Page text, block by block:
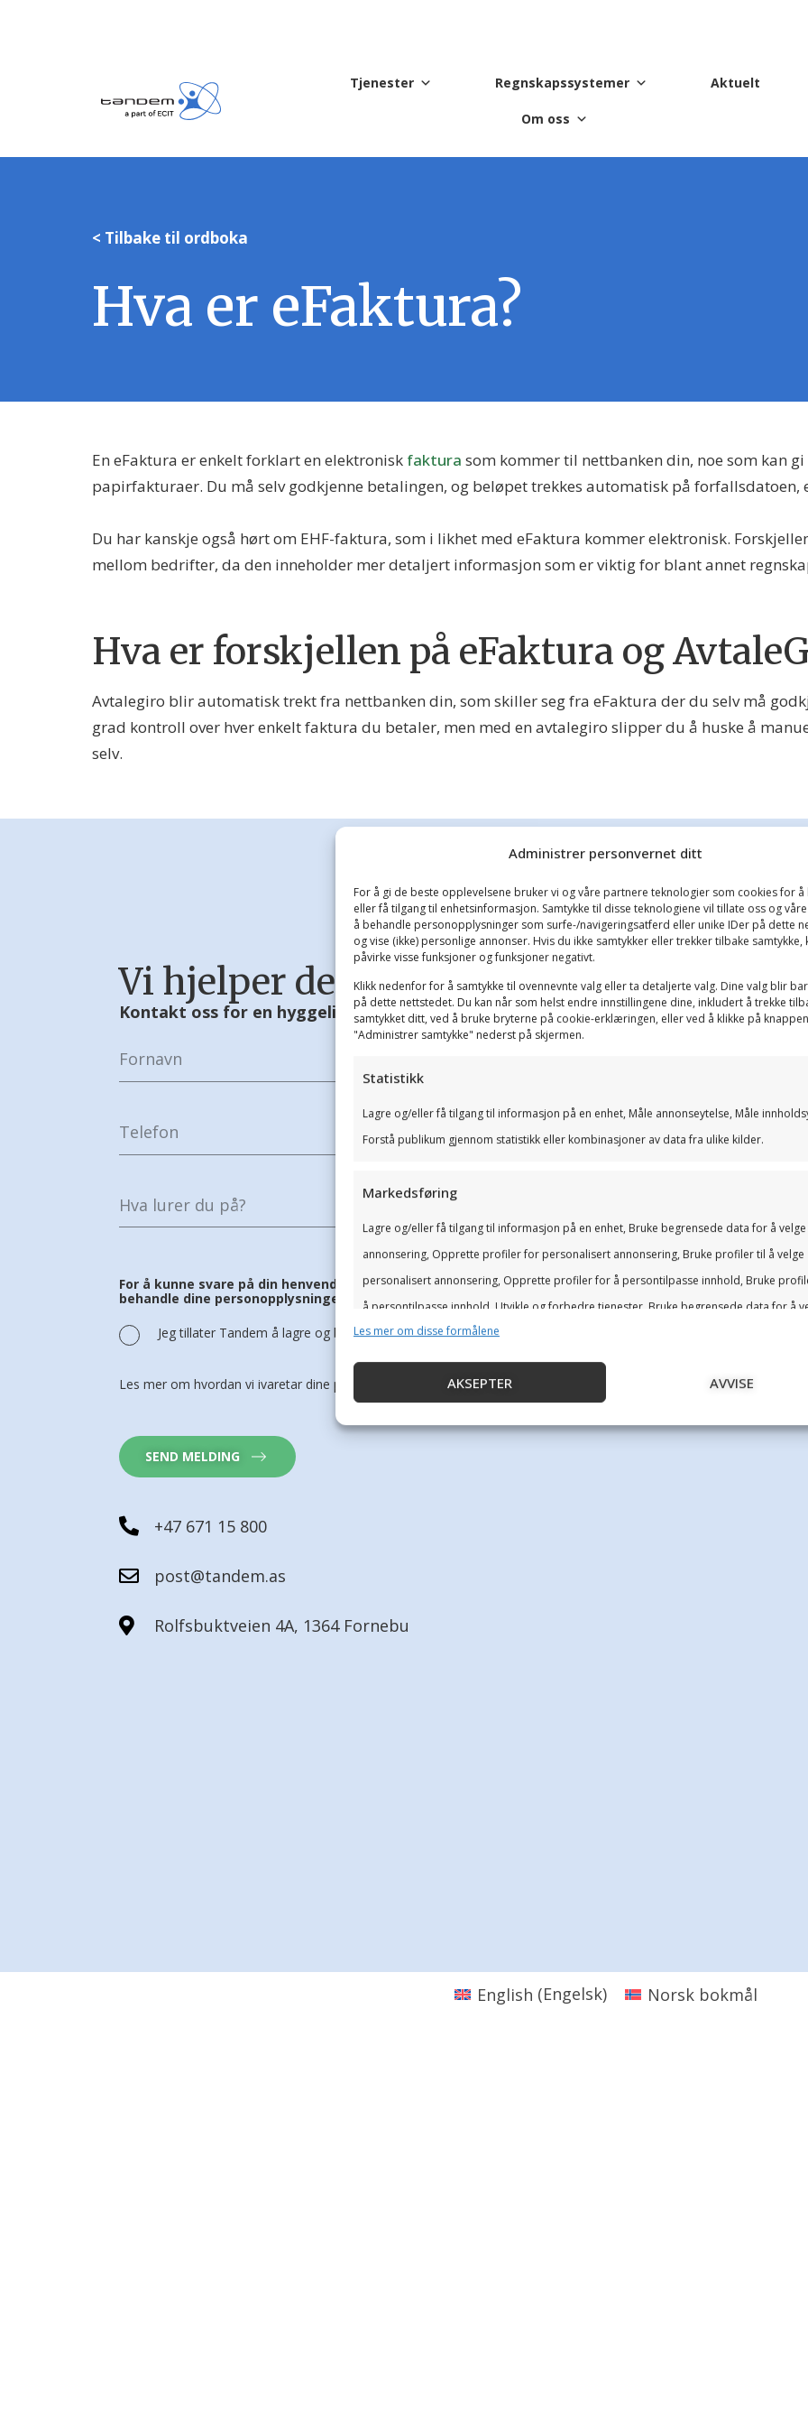
Administrer personvernet ditt
For å gi de beste opplevelsene bruker vi og våre partnere teknologier som cookies for å
eller få tilgang til enhetsinformasjon. Samtykke til disse teknologiene vil tillate oss og
å behandle personopplysninger som surfe-/navigeringsatferd eller unike IDer på dette
og vise (ikke) personlige annonser. Hvis du ikke samtykker eller trekker tilbake samtykke,
påvirke visse funksjoner og funksjoner negativt.
Klikk nedenfor for å samtykke til ovennevnte valg eller ta detaljerte valg. Dine valg blir
på dette nettstedet. Du kan når som helst endre innstillingene dine, inkludert å trekke
samtykket ditt, ved å bruke bryterne på cookie-erklæringen, eller ved å klikke på knappen
"Administrer samtykke" nederst på skjermen.
Statistikk
Lagre og/eller få tilgang til informasjon på en enhet, Måle annonseytelse, Måle
Forstå publikum gjennom statistikk eller kombinasjoner av data fra ulike kilder.
Markedsføring
Lagre og/eller få tilgang til informasjon på en enhet, Bruke begrensede data for å velge
annonsering, Opprette profiler for personalisert annonsering, Bruke profiler til å velge
personalisert annonsering, Opprette profiler for å persontilpasse innhold, Bruke
å persontilpasse innhold, Utvikle og forbedre tjenester, Bruke begrensede data for å
innhold.
Les mer om disse formålene
AKSEPTER AVVISE
Tjenester Regnskapssystemer Aktuelt
Om oss
< Tilbake til ordboka
Hva er eFaktura?
En eFaktura er enkelt forklart en elektronisk faktura som kommer til nettbanken din, noe som kan
papirfakturaer. Du må selv godkjenne betalingen, og beløpet trekkes automatisk på forfallsdatoen,
Du har kanskje også hørt om EHF-faktura, som i likhet med eFaktura kommer elektronisk.
mellom bedrifter, da den inneholder mer detaljert informasjon som er viktig for blant annet
Hva er forskjellen på eFaktura og
Avtalegiro blir automatisk trekt fra nettbanken din, som skiller seg fra eFaktura der du selv må
grad kontroll over hver enkelt faktura du betaler, men med en avtalegiro slipper du å huske å
selv.
Vi hjelper deg!
Kontakt oss for en hyggelig og uforpliktende prat om hvordan vi kan bistå din
For å kunne svare på din henvendelse trenger vi ditt samtykke til å lagre og
behandle dine personopplysninger.
Jeg tillater Tandem å lagre og behandle mine personlige data
Les mer om hvordan vi ivaretar dine persondata i vår personvernerklæring
SEND MELDING
+47 671 15 800
post@tandem.as
Rolfsbuktveien 4A, 1364 Fornebu
English (Engelsk) Norsk bokmål